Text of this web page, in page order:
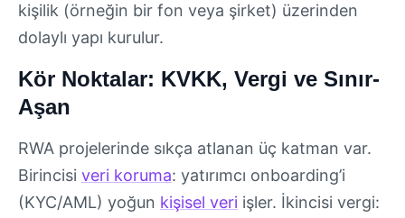
kişilik (örneğin bir fon veya şirket) üzerinden
dolaylı yapı kurulur.
Kör Noktalar: KVKK, Vergi ve Sınır-
Aşan
RWA projelerinde sıkça atlanan üç katman var.
Birincisi veri koruma: yatırımcı onboarding’i
(KYC/AML) yoğun kişisel veri işler. İkincisi vergi: